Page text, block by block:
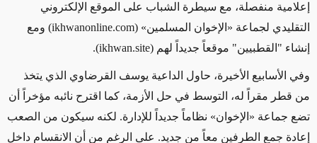
إعلامية منفصلة، مع سيطرة الشباب على الموقع الإلكتروني
التقليدي لجماعة «الإخوان المسلمين» (ikhwanonline.com) ومع
إنشاء "القطبيين" موقعاً جديداً لهم (ikhwan.site
).
وفي الأسابيع الأخيرة، حاول الداعية يوسف القرضاوي الذي يتخذ
من قطر مقراً له، التوسط في حل الأزمة، كما اقترح نائبه مؤخراً أن
تضع جماعة «الإخوان» نظاماً جديداً للإدارة. لكنه سيكون من الصعب
إعادة جمع الطرفين معاً من جديد. على الرغم من أن الانقسام داخل